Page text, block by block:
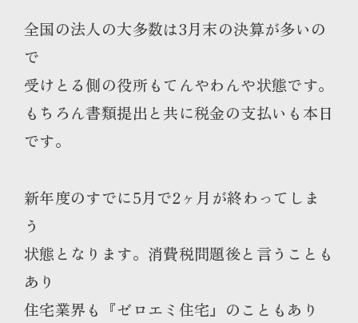
全国の法人の大多数は3月末の決算が多いの
で
受けとる側の役所もてんやわんや状態です。
もちろん書類提出と共に税金の支払いも本日
です。
新年度のすでに5月で2ヶ月が終わってしま
う
状態となります。消費税問題後と言うことも
あり
住宅業界も『ゼロエミ住宅』のこともあり